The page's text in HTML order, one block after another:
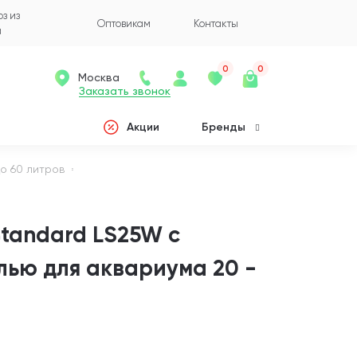
из
Оптовикам Контакты
Заказать звонок
Москва
0 0
Акции Бренды
60 литров
LS25W с
для аквариума 20 -